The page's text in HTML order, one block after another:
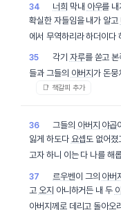
34 너희 막내 아우를 내
확실한 자들임을 내가 알고
에서 무역하리라 하더이다
35 각기 자루를 쏟고 본
들과 그들의 아버지가 돈뭉
📑 책갈피 추가
36 그들의 아버지 야곱
잃게 하도다 요셉도 없어졌
고자 하니 이는 다 나를 해
37 르우벤이 그의 아버
고 오지 아니하거든 내 두
아버지 께로 데리고 돌아오